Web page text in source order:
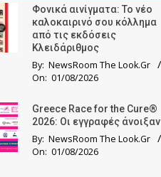
Φονικά αινίγματα: Το νέο
καλοκαιρινό σου κόλλημα
από τις εκδόσεις
Κλειδάριθμος
By: NewsRoom The Look.Gr
On: 01/08/2026
Greece Race for the Cure®
2026: Οι εγγραφές άνοιξαν
By: NewsRoom The Look.Gr
On: 01/08/2026